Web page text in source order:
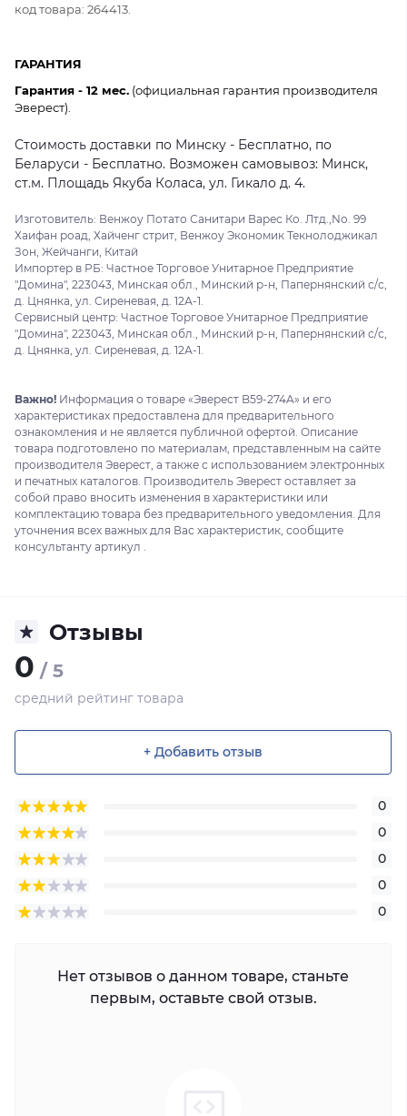
код товара: 264413.
ГАРАНТИЯ
Гарантия - 12 мес. (официальная гарантия производителя
Эверест).
Стоимость доставки по Минску - Бесплатно, по
Беларуси - Бесплатно. Возможен самовывоз: Минск,
ст.м. Площадь Якуба Коласа, ул. Гикало д. 4.
Изготовитель: Венжоу Потато Санитари Варес Ко. Лтд.,No. 99
Хаифан роад, Хайченг стрит, Венжоу Экономик Текнолоджикал
Зон, Жейчанги, Китай
Импортер в РБ: Частное Торговое Унитарное Предприятие
"Домина", 223043, Минская обл., Минский р-н, Папернянский с/с,
д. Цнянка, ул. Сиреневая, д. 12А-1.
Сервисный центр: Частное Торговое Унитарное Предприятие
"Домина", 223043, Минская обл., Минский р-н, Папернянский с/с,
д. Цнянка, ул. Сиреневая, д. 12А-1.
Важно! Информация о товаре «Эверест B59-274A» и его
характеристиках предоставлена для предварительного
ознакомления и не является публичной офертой. Описание
товара подготовлено по материалам, представленным на сайте
производителя Эверест, а также с использованием электронных
и печатных каталогов. Производитель Эверест оставляет за
собой право вносить изменения в характеристики или
комплектацию товара без предварительного уведомления. Для
уточнения всех важных для Вас характеристик, сообщите
консультанту артикул .
Отзывы
0 / 5
средний рейтинг товара
+ Добавить отзыв
0
0
0
0
0
Нет отзывов о данном товаре, станьте
первым, оставьте свой отзыв.